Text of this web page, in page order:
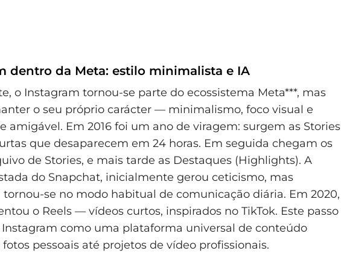
dentro da Meta: estilo minimalista e IA
o Instagram tornou-se parte do ecossistema Meta***, mas
o seu próprio carácter — minimalismo, foco visual e
amigável. Em 2016 foi um ano de viragem: surgem as Stories
que desaparecem em 24 horas. Em seguida chegam os
de Stories, e mais tarde as Destaques (Highlights). A
do Snapchat, inicialmente gerou ceticismo, mas
se no modo habitual de comunicação diária. Em 2020,
o Reels — vídeos curtos, inspirados no TikTok. Este passo
como uma plataforma universal de conteúdo
pessoais até projetos de vídeo profissionais.